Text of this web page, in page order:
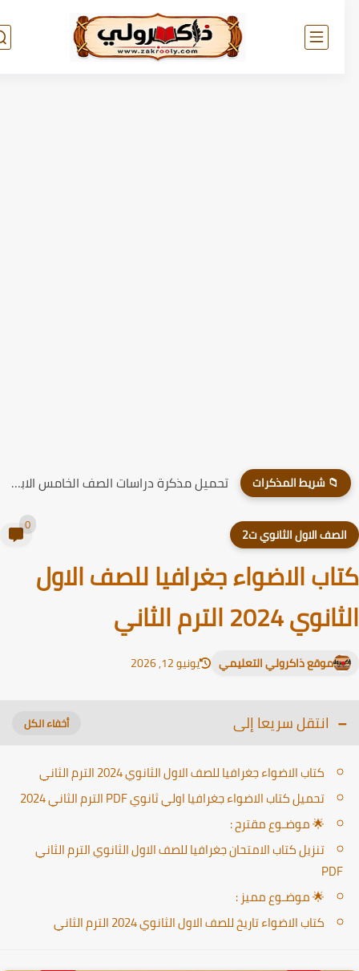
📁 شريط المذكرات تحميل مذكرة دراسات الصف الخامس الابتدائي الترم الاول 2026
الاول الثانوي ت2
الاضواء جغرافيا للصف الاول
2024 الترم الثاني
موقع ذاكرولي التعليمي يونيو 12, 2026
انتقل سريعا إلى
كتاب الاضواء جغرافيا للصف الاول الثانوي 2024 الترم الثاني
تحميل كتاب الاضواء جغرافيا اولي ثانوي PDF الترم الثاني 2024
🌟 موضـوع مقترح :
تنزيل كتاب الامتحان جغرافيا للصف الاول الثانوي الترم الثاني
PDF
🌟 موضـوع مميز :
كتاب الاضواء تاريخ للصف الاول الثانوي 2024 الترم الثاني